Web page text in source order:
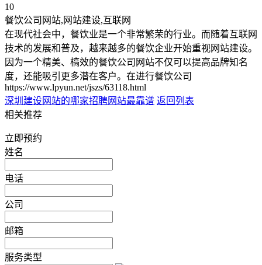
10
餐饮公司网站,网站建设,互联网
在现代社会中，餐饮业是一个非常繁荣的行业。而随着互联网
技术的发展和普及，越来越多的餐饮企业开始重视网站建设。
因为一个精美、槁效的餐饮公司网站不仅可以提高品牌知名
度，还能吸引更多潜在客户。在进行餐饮公司
https://www.lpyun.net/jszs/63118.html
深圳建设网站的哪家招聘网站最靠谱 返回列表
相关推荐
立即预约
姓名
电话
公司
邮箱
服务类型